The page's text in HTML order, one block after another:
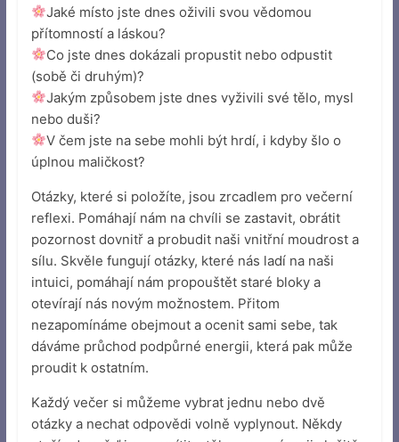
Jaké místo jste dnes oživili svou vědomou
přítomností a láskou?
Co jste dnes dokázali propustit nebo odpustit
(sobě či druhým)?
Jakým způsobem jste dnes vyživili své tělo, mysl
nebo duši?
V čem jste na sebe mohli být hrdí, i kdyby šlo o
úplnou maličkost?
Otázky, které si položíte, jsou zrcadlem pro večerní
reflexi. Pomáhají nám na chvíli se zastavit, obrátit
pozornost dovnitř a probudit naši vnitřní moudrost a
sílu. Skvěle fungují otázky, které nás ladí na naši
intuici, pomáhají nám propouštět staré bloky a
otevírají nás novým možnostem. Přitom
nezapomínáme obejmout a ocenit sami sebe, tak
dáváme průchod podpůrné energii, která pak může
proudit k ostatním.
Každý večer si můžeme vybrat jednu nebo dvě
otázky a nechat odpovědi volně vyplynout. Někdy